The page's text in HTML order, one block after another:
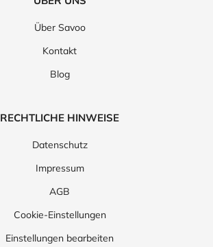
Über Savoo
Kontakt
Blog
RECHTLICHE HINWEISE
Datenschutz
Impressum
AGB
Cookie-Einstellungen
Einstellungen bearbeiten